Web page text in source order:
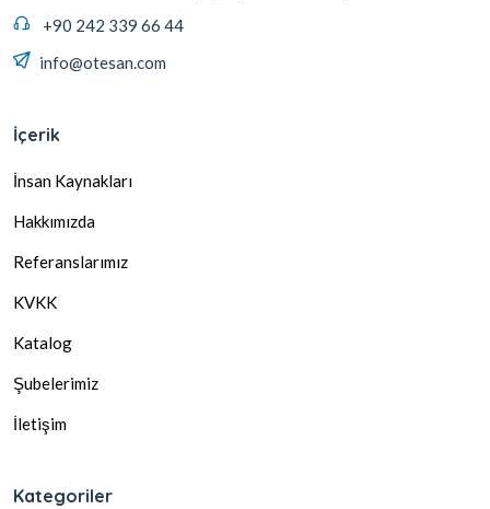
+90 242 339 66 44
info@otesan.com
İçerik
İnsan Kaynakları
Hakkımızda
Referanslarımız
KVKK
Katalog
Şubelerimiz
İletişim
Kategoriler